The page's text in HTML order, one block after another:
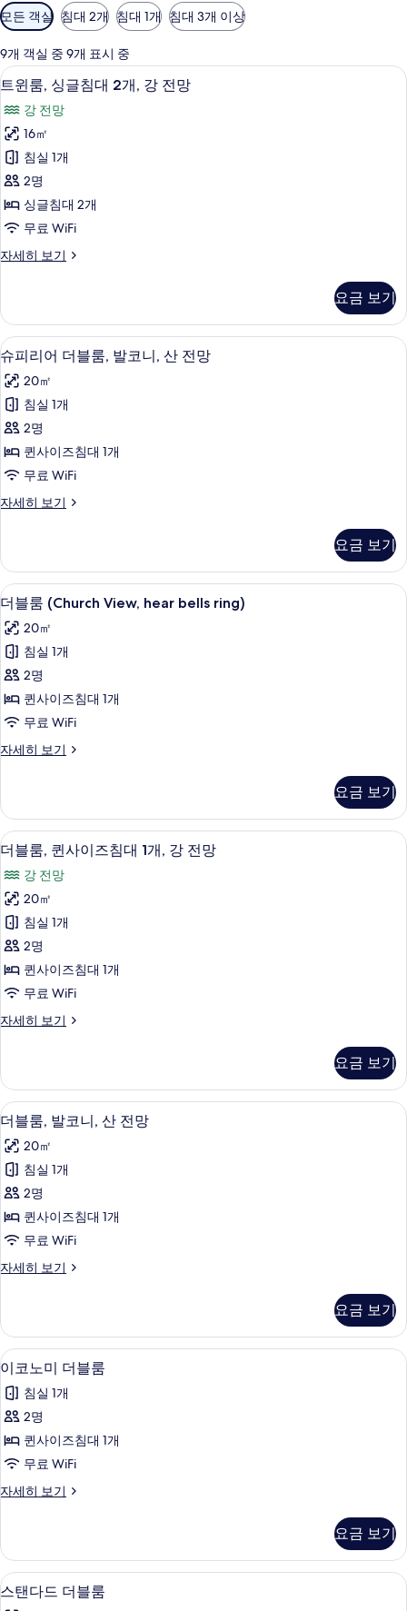
객
실
에
사
용
가
능
한
필
터
모든 객실 침대 2개 침대 1개 침대 3개 이상
9개 객실 중 9개 표시 중
트
룸,
싱
글
침
대
개,
전
망
사
진
모
두
보
기
트윈룸, 싱글침대 2개, 강 전망 | 책상,
5
트윈룸, 싱글침대 2개, 강 전망
강 전망
16㎡
침실 1개
2명
싱글침대 2개
무료 WiFi
자세히 보기
트
글
침
대
2
개,
강
전
망
자
세
히
보
요금 보기
슈
피
리
어
더
블
발
니,
산
전
망
사
진
모
두
보
슈피리어 더블룸, 발코니, 산 전망 | 책
5
슈피리어 더블룸, 발코니, 산 전망
20㎡
침실 1개
2명
퀸사이즈침대 1개
무료 WiFi
자세히 보기
슈
더
블
룸,
발
코
니,
산
전
망
자
세
히
요금 보기
더
블
룸
(Church
View,
hear
bells
ring)
모
두
보
기
더블룸 (Church View, hear bells ring)
10
더블룸 (Church View, hear bells ring)
20㎡
침실 1개
2명
퀸사이즈침대 1개
무료 WiFi
자세히 보기
더
View,
hear
bells
ring)
자
세
히
보
기
요금 보기
더
블
룸,
퀸
사
이
즈
대
개,
강
전
망
사
진
모
두
보
더블룸, 퀸사이즈침대 1개, 강 전망 |
10
더블룸, 퀸사이즈침대 1개, 강 전망
강 전망
20㎡
침실 1개
2명
퀸사이즈침대 1개
무료 WiFi
자세히 보기
더
사
이
즈
침
대
개,
강
전
망
자
세
요금 보기
더
블
룸,
발
코
니,
전
사
진
모
두
보
기
더블룸, 발코니, 산 전망 | 책상, 다리
10
더블룸, 발코니, 산 전망
20㎡
침실 1개
2명
퀸사이즈침대 1개
무료 WiFi
자세히 보기
더
코
니,
산
전
망
자
히
보
요금 보기
이
코
노
미
더
룸
진
모
두
이코노미 더블룸 | 책상, 다리미/다리
4
이코노미 더블룸
침실 1개
2명
퀸사이즈침대 1개
무료 WiFi
자세히 보기
이
더
블
룸
요금 보기
스
탠
스탠다드 더블룸 | 책상, 다리미/다리
4
스탠다드 더블룸